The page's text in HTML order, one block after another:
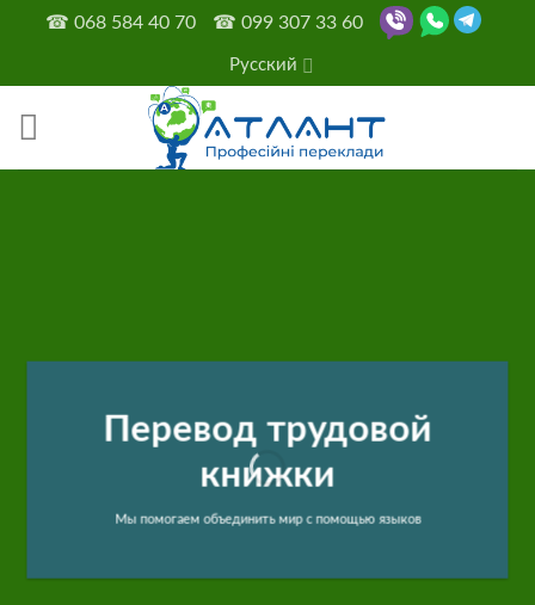
content
☎ 068 584 40 70 ☎ 099 307 33 60
Русский
Перевод трудовой
книжки
Мы помогаем объединить мир с помощью языков